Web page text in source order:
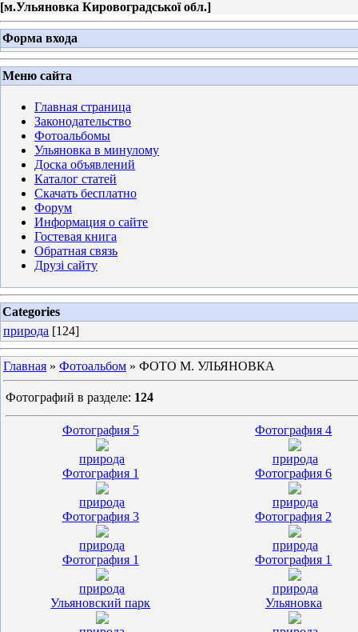
[м.Ульяновка Кировоградської обл.]
Форма входа
Меню сайта
Главная страница
Законодательство
Фотоальбомы
Ульяновка в минулому
Доска объявлений
Каталог статей
Скачать бесплатно
Форум
Информация о сайте
Гостевая книга
Обратная связь
Друзі сайту
Categories
природа [124]
Главная » Фотоальбом » ФОТО М. УЛЬЯНОВКА
Фотографий в разделе: 124
Фотография 5
природа
Фотография 4
природа
Фотография 1
природа
Фотография 6
природа
Фотография 3
природа
Фотография 2
природа
Фотография 1
природа
Фотография 1
природа
Ульяновский парк
Ульяновка